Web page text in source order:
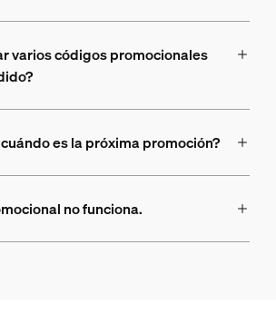
varios códigos promocionales
es la próxima promoción?
no funciona.